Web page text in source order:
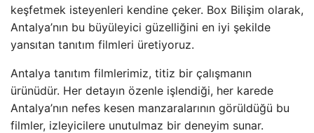
keşfetmek isteyenleri kendine çeker. Box Bilişim olarak,
Antalya’nın bu büyüleyici güzelliğini en iyi şekilde
yansıtan tanıtım filmleri üretiyoruz.
Antalya tanıtım filmlerimiz, titiz bir çalışmanın
ürünüdür. Her detayın özenle işlendiği, her karede
Antalya’nın nefes kesen manzaralarının görüldüğü bu
filmler, izleyicilere unutulmaz bir deneyim sunar.